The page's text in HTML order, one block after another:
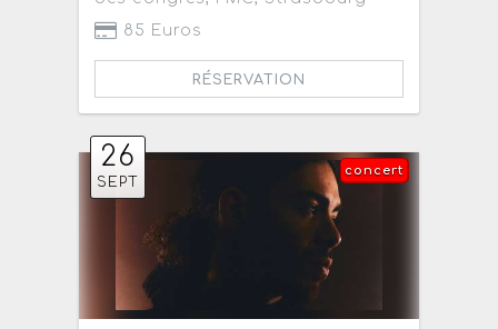
85 Euros
RÉSERVATION
26
SEPT
concert